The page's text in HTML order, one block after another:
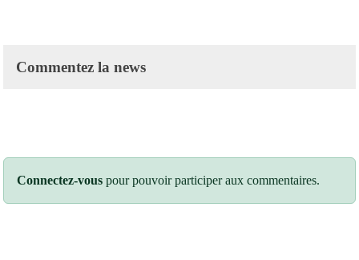
Commentez la news
Connectez-vous pour pouvoir participer aux commentaires.